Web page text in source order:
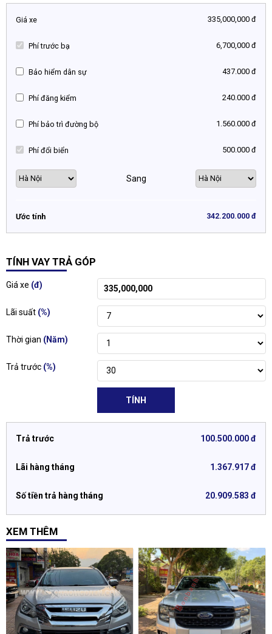
Giá xe 335,000,000 đ
Phí trước bạ 6,700,000 đ
Bảo hiểm dân sự 437.000 đ
Phí đăng kiểm 240.000 đ
Phí bảo trì đường bộ 1.560.000 đ
Phí đổi biển 500.000 đ
Sang
Ước tính 342.200.000 đ
TÍNH VAY TRẢ GÓP
Giá xe (đ)
Lãi suất (%)
Thời gian (Năm)
Trả trước (%)
TÍNH
Trả trước 100.500.000 đ
Lãi hàng tháng 1.367.917 đ
Số tiền trả hàng tháng 20.909.583 đ
XEM THÊM